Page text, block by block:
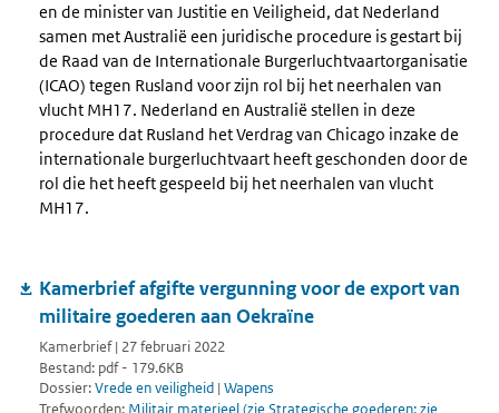
en de minister van Justitie en Veiligheid, dat Nederland
samen met Australië een juridische procedure is gestart bij
de Raad van de Internationale Burgerluchtvaartorganisatie
(ICAO) tegen Rusland voor zijn rol bij het neerhalen van
vlucht MH17. Nederland en Australië stellen in deze
procedure dat Rusland het Verdrag van Chicago inzake de
internationale burgerluchtvaart heeft geschonden door de
rol die het heeft gespeeld bij het neerhalen van vlucht
MH17.
Kamerbrief afgifte vergunning voor de export van
militaire goederen aan Oekraïne
Kamerbrief | 27 februari 2022
Bestand: pdf - 179.6KB
Dossier:Vrede en veiligheid | Wapens
Trefwoorden: Militair materieel (zie Strategische goederen; zie